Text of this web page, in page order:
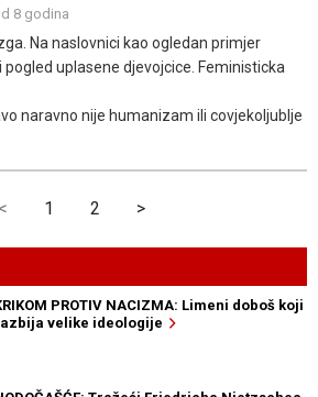
8 godina
Na naslovnici kao ogledan primjer
uplasene djevojcice. Feministicka
naravno nije humanizam ili covjekoljublje
< 1 2 >
PROTIV NACIZMA: Limeni doboš koji
velike ideologije